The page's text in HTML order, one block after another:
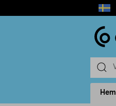
Select
market
Hem